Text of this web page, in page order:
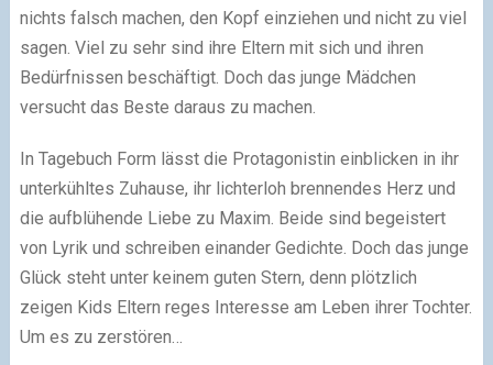
nichts falsch machen, den Kopf einziehen und nicht zu viel
sagen. Viel zu sehr sind ihre Eltern mit sich und ihren
Bedürfnissen beschäftigt. Doch das junge Mädchen
versucht das Beste daraus zu machen.
In Tagebuch Form lässt die Protagonistin einblicken in ihr
unterkühltes Zuhause, ihr lichterloh brennendes Herz und
die aufblühende Liebe zu Maxim. Beide sind begeistert
von Lyrik und schreiben einander Gedichte. Doch das junge
Glück steht unter keinem guten Stern, denn plötzlich
zeigen Kids Eltern reges Interesse am Leben ihrer Tochter.
Um es zu zerstören…